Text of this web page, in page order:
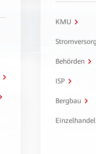
KMU
Behörden
ISP
Bergbau
Einzelhandel